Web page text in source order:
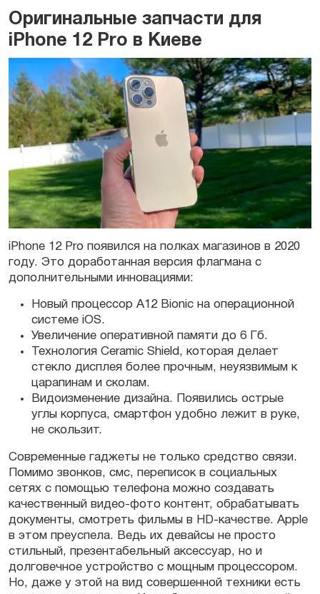
Оригинальные запчасти для
iPhone 12 Pro в Киеве
iPhone 12 Pro появился на полках магазинов в 2020
году. Это доработанная версия флагмана с
дополнительными инновациями:
Новый процессор A12 Bionic на операционной
системе iOS.
Увеличение оперативной памяти до 6 Гб.
Технология Ceramic Shield, которая делает
стекло дисплея более прочным, неуязвимым к
царапинам и сколам.
Видоизменение дизайна. Появились острые
углы корпуса, смартфон удобно лежит в руке,
не скользит.
Современные гаджеты не только средство связи.
Помимо звонков, смс, переписок в социальных
сетях с помощью телефона можно создавать
качественный видео-фото контент, обрабатывать
документы, смотреть фильмы в HD-качестве. Apple
в этом преуспела. Ведь их девайсы не просто
стильный, презентабельный аксессуар, но и
долговечное устройство с мощным процессором.
Но, даже у этой на вид совершенной техники есть